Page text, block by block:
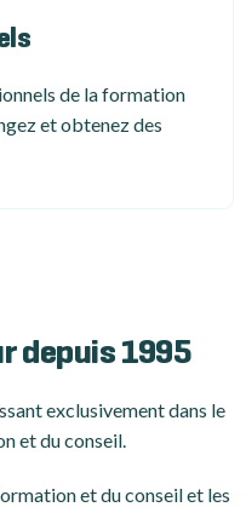
de la formation
et obtenez des
depuis 1995
exclusivement dans le
et du conseil.
et du conseil et les